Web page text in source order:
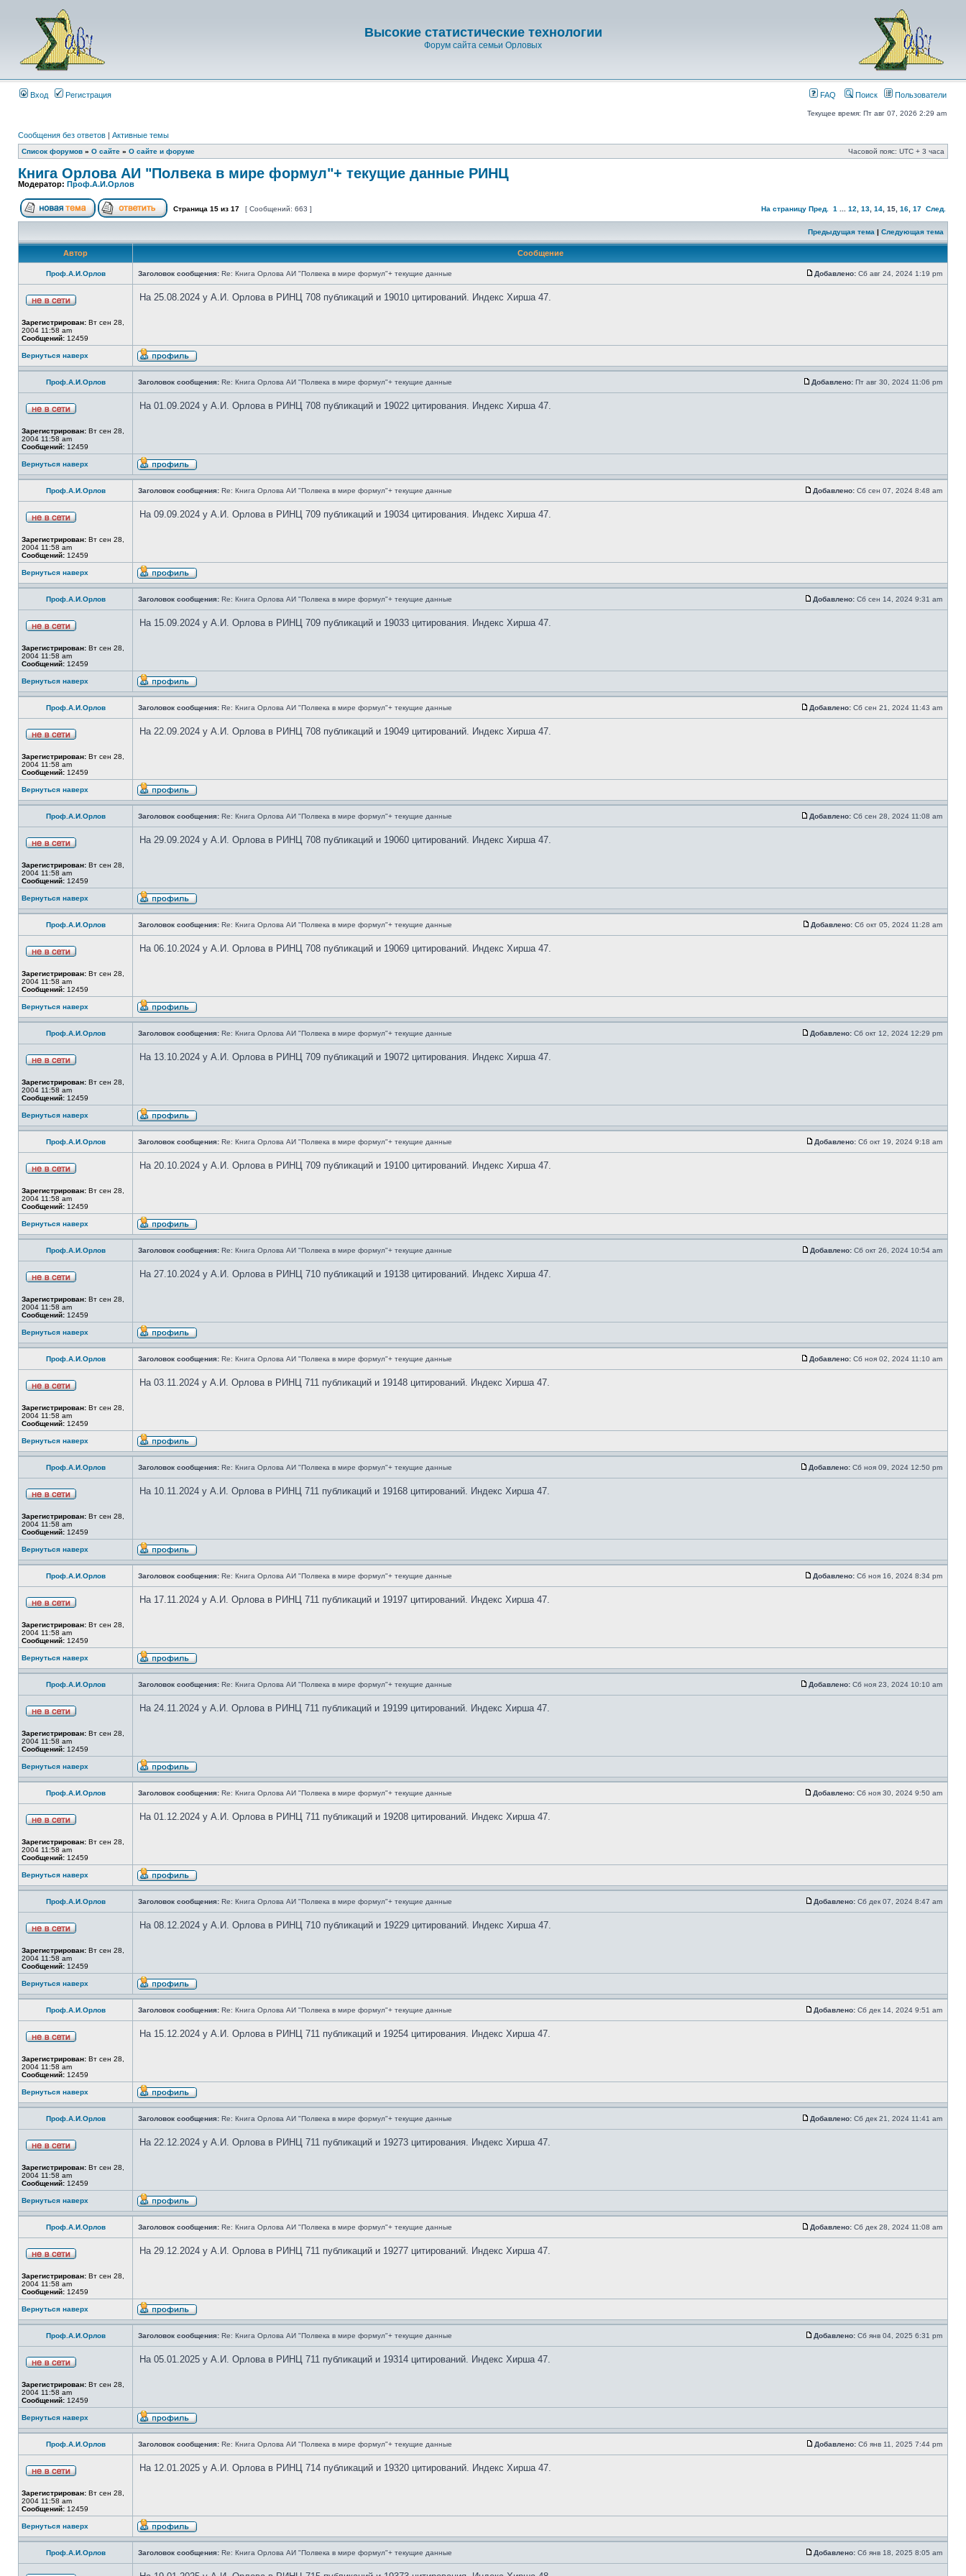
Высокие статистические технологии
Форум сайта семьи Орловых
Вход Регистрация FAQ Поиск Пользователи
Текущее время: Пт авг 07, 2026 2:29 am
Сообщения без ответов | Активные темы
Список форумов » О сайте » О сайте и форуме Часовой пояс: UTC + 3 часа
Книга Орлова АИ "Полвека в мире формул"+ текущие данные РИНЦ
Модератор: Проф.А.И.Орлов
Страница 15 из 17 [ Сообщений: 663 ] На страницу Пред. 1 12 13 14 15 16 17 След.
Предыдущая тема | Следующая тема
Автор Сообщение
Проф.А.И.Орлов Заголовок сообщения: Re: Книга Орлова АИ "Полвека в мире формул"+ текущие данные Добавлено: Сб авг 24, 2024 1:19 pm
Зарегистрирован: Вт сен 28,
2004 11:58 am
Сообщений: 12459
На 25.08.2024 у А.И. Орлова в РИНЦ 708 публикаций и 19010 цитирований. Индекс Хирша 47.
Вернуться наверх
Проф.А.И.Орлов Заголовок сообщения: Re: Книга Орлова АИ "Полвека в мире формул"+ текущие данные Добавлено: Пт авг 30, 2024 11:06 pm
Зарегистрирован: Вт сен 28,
2004 11:58 am
Сообщений: 12459
На 01.09.2024 у А.И. Орлова в РИНЦ 708 публикаций и 19022 цитирования. Индекс Хирша 47.
Вернуться наверх
Проф.А.И.Орлов Заголовок сообщения: Re: Книга Орлова АИ "Полвека в мире формул"+ текущие данные Добавлено: Сб сен 07, 2024 8:48 am
Зарегистрирован: Вт сен 28,
2004 11:58 am
Сообщений: 12459
На 09.09.2024 у А.И. Орлова в РИНЦ 709 публикаций и 19034 цитирования. Индекс Хирша 47.
Вернуться наверх
Проф.А.И.Орлов Заголовок сообщения: Re: Книга Орлова АИ "Полвека в мире формул"+ текущие данные Добавлено: Сб сен 14, 2024 9:31 am
Зарегистрирован: Вт сен 28,
2004 11:58 am
Сообщений: 12459
На 15.09.2024 у А.И. Орлова в РИНЦ 709 публикаций и 19033 цитирования. Индекс Хирша 47.
Вернуться наверх
Проф.А.И.Орлов Заголовок сообщения: Re: Книга Орлова АИ "Полвека в мире формул"+ текущие данные Добавлено: Сб сен 21, 2024 11:43 am
Зарегистрирован: Вт сен 28,
2004 11:58 am
Сообщений: 12459
На 22.09.2024 у А.И. Орлова в РИНЦ 708 публикаций и 19049 цитирований. Индекс Хирша 47.
Вернуться наверх
Проф.А.И.Орлов Заголовок сообщения: Re: Книга Орлова АИ "Полвека в мире формул"+ текущие данные Добавлено: Сб сен 28, 2024 11:08 am
Зарегистрирован: Вт сен 28,
2004 11:58 am
Сообщений: 12459
На 29.09.2024 у А.И. Орлова в РИНЦ 708 публикаций и 19060 цитирований. Индекс Хирша 47.
Вернуться наверх
Проф.А.И.Орлов Заголовок сообщения: Re: Книга Орлова АИ "Полвека в мире формул"+ текущие данные Добавлено: Сб окт 05, 2024 11:28 am
Зарегистрирован: Вт сен 28,
2004 11:58 am
Сообщений: 12459
На 06.10.2024 у А.И. Орлова в РИНЦ 708 публикаций и 19069 цитирований. Индекс Хирша 47.
Вернуться наверх
Проф.А.И.Орлов Заголовок сообщения: Re: Книга Орлова АИ "Полвека в мире формул"+ текущие данные Добавлено: Сб окт 12, 2024 12:29 pm
Зарегистрирован: Вт сен 28,
2004 11:58 am
Сообщений: 12459
На 13.10.2024 у А.И. Орлова в РИНЦ 709 публикаций и 19072 цитирования. Индекс Хирша 47.
Вернуться наверх
Проф.А.И.Орлов Заголовок сообщения: Re: Книга Орлова АИ "Полвека в мире формул"+ текущие данные Добавлено: Сб окт 19, 2024 9:18 am
Зарегистрирован: Вт сен 28,
2004 11:58 am
Сообщений: 12459
На 20.10.2024 у А.И. Орлова в РИНЦ 709 публикаций и 19100 цитирований. Индекс Хирша 47.
Вернуться наверх
Проф.А.И.Орлов Заголовок сообщения: Re: Книга Орлова АИ "Полвека в мире формул"+ текущие данные Добавлено: Сб окт 26, 2024 10:54 am
Зарегистрирован: Вт сен 28,
2004 11:58 am
Сообщений: 12459
На 27.10.2024 у А.И. Орлова в РИНЦ 710 публикаций и 19138 цитирований. Индекс Хирша 47.
Вернуться наверх
Проф.А.И.Орлов Заголовок сообщения: Re: Книга Орлова АИ "Полвека в мире формул"+ текущие данные Добавлено: Сб ноя 02, 2024 11:10 am
Зарегистрирован: Вт сен 28,
2004 11:58 am
Сообщений: 12459
На 03.11.2024 у А.И. Орлова в РИНЦ 711 публикаций и 19148 цитирований. Индекс Хирша 47.
Вернуться наверх
Проф.А.И.Орлов Заголовок сообщения: Re: Книга Орлова АИ "Полвека в мире формул"+ текущие данные Добавлено: Сб ноя 09, 2024 12:50 pm
Зарегистрирован: Вт сен 28,
2004 11:58 am
Сообщений: 12459
На 10.11.2024 у А.И. Орлова в РИНЦ 711 публикаций и 19168 цитирований. Индекс Хирша 47.
Вернуться наверх
Проф.А.И.Орлов Заголовок сообщения: Re: Книга Орлова АИ "Полвека в мире формул"+ текущие данные Добавлено: Сб ноя 16, 2024 8:34 pm
Зарегистрирован: Вт сен 28,
2004 11:58 am
Сообщений: 12459
На 17.11.2024 у А.И. Орлова в РИНЦ 711 публикаций и 19197 цитирований. Индекс Хирша 47.
Вернуться наверх
Проф.А.И.Орлов Заголовок сообщения: Re: Книга Орлова АИ "Полвека в мире формул"+ текущие данные Добавлено: Сб ноя 23, 2024 10:10 am
Зарегистрирован: Вт сен 28,
2004 11:58 am
Сообщений: 12459
На 24.11.2024 у А.И. Орлова в РИНЦ 711 публикаций и 19199 цитирований. Индекс Хирша 47.
Вернуться наверх
Проф.А.И.Орлов Заголовок сообщения: Re: Книга Орлова АИ "Полвека в мире формул"+ текущие данные Добавлено: Сб ноя 30, 2024 9:50 am
Зарегистрирован: Вт сен 28,
2004 11:58 am
Сообщений: 12459
На 01.12.2024 у А.И. Орлова в РИНЦ 711 публикаций и 19208 цитирований. Индекс Хирша 47.
Вернуться наверх
Проф.А.И.Орлов Заголовок сообщения: Re: Книга Орлова АИ "Полвека в мире формул"+ текущие данные Добавлено: Сб дек 07, 2024 8:47 am
Зарегистрирован: Вт сен 28,
2004 11:58 am
Сообщений: 12459
На 08.12.2024 у А.И. Орлова в РИНЦ 710 публикаций и 19229 цитирований. Индекс Хирша 47.
Вернуться наверх
Проф.А.И.Орлов Заголовок сообщения: Re: Книга Орлова АИ "Полвека в мире формул"+ текущие данные Добавлено: Сб дек 14, 2024 9:51 am
Зарегистрирован: Вт сен 28,
2004 11:58 am
Сообщений: 12459
На 15.12.2024 у А.И. Орлова в РИНЦ 711 публикаций и 19254 цитирования. Индекс Хирша 47.
Вернуться наверх
Проф.А.И.Орлов Заголовок сообщения: Re: Книга Орлова АИ "Полвека в мире формул"+ текущие данные Добавлено: Сб дек 21, 2024 11:41 am
Зарегистрирован: Вт сен 28,
2004 11:58 am
Сообщений: 12459
На 22.12.2024 у А.И. Орлова в РИНЦ 711 публикаций и 19273 цитирования. Индекс Хирша 47.
Вернуться наверх
Проф.А.И.Орлов Заголовок сообщения: Re: Книга Орлова АИ "Полвека в мире формул"+ текущие данные Добавлено: Сб дек 28, 2024 11:08 am
Зарегистрирован: Вт сен 28,
2004 11:58 am
Сообщений: 12459
На 29.12.2024 у А.И. Орлова в РИНЦ 711 публикаций и 19277 цитирований. Индекс Хирша 47.
Вернуться наверх
Проф.А.И.Орлов Заголовок сообщения: Re: Книга Орлова АИ "Полвека в мире формул"+ текущие данные Добавлено: Сб янв 04, 2025 6:31 pm
Зарегистрирован: Вт сен 28,
2004 11:58 am
Сообщений: 12459
На 05.01.2025 у А.И. Орлова в РИНЦ 711 публикаций и 19314 цитирований. Индекс Хирша 47.
Вернуться наверх
Проф.А.И.Орлов Заголовок сообщения: Re: Книга Орлова АИ "Полвека в мире формул"+ текущие данные Добавлено: Сб янв 11, 2025 7:44 pm
Зарегистрирован: Вт сен 28,
2004 11:58 am
Сообщений: 12459
На 12.01.2025 у А.И. Орлова в РИНЦ 714 публикаций и 19320 цитирований. Индекс Хирша 47.
Вернуться наверх
Проф.А.И.Орлов Заголовок сообщения: Re: Книга Орлова АИ "Полвека в мире формул"+ текущие данные Добавлено: Сб янв 18, 2025 8:05 am